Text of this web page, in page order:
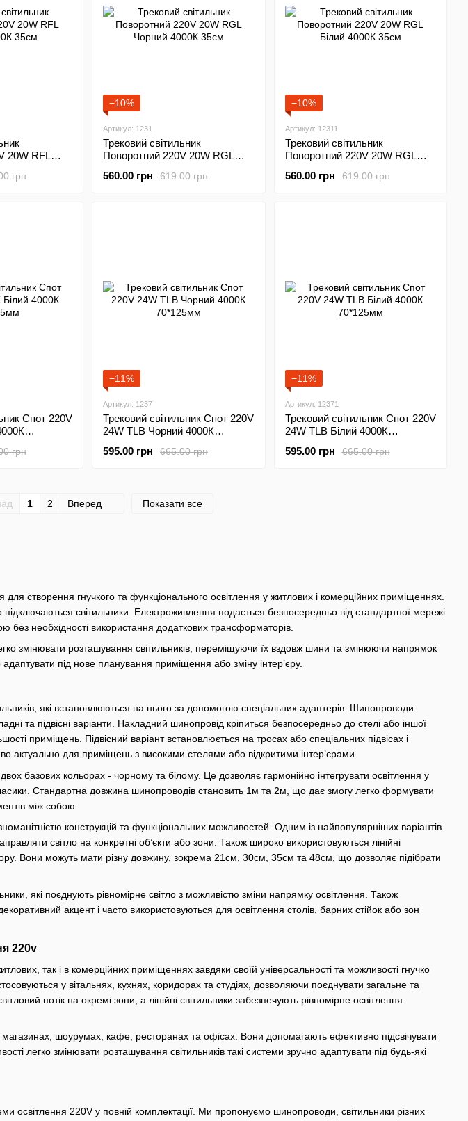
для створення гнучкого та функціонального освітлення у житлових і комерційних приміщеннях.
світильники. Електроживлення подається безпосередньо від стандартної мережі
необхідності використання додаткових трансформаторів.
змінювати розташування світильників, переміщуючи їх вздовж шини та змінюючи напрямок
під нове планування приміщення або зміну інтер’єру.
які встановлюються на нього за допомогою спеціальних адаптерів. Шинопроводи
та підвісні варіанти. Накладний шинопровід кріпиться безпосередньо до стелі або іншої
приміщень. Підвісний варіант встановлюється на тросах або спеціальних підвісах і
актуально для приміщень з високими стелями або відкритими інтер’єрами.
базових кольорах - чорному та білому. Це дозволяє гармонійно інтегрувати освітлення у
класики. Стандартна довжина шинопроводів становить 1м та 2м, що дає змогу легко формувати
між собою.
конструкцій та функціональних можливостей. Одним із найпопулярніших варіантів
світло на конкретні об’єкти або зони. Також широко використовуються лінійні
Вони можуть мати різну довжину, зокрема 21см, 30см, 35см та 48см, що дозволяє підібрати
які поєднують рівномірне світло з можливістю зміни напрямку освітлення. Також
акцент і часто використовуються для освітлення столів, барних стійок або зон
220v
так і в комерційних приміщеннях завдяки своїй універсальності та можливості гнучко
у вітальнях, кухнях, коридорах та студіях, дозволяючи поєднувати загальне та
потік на окремі зони, а лінійні світильники забезпечують рівномірне освітлення
шоурумах, кафе, ресторанах та офісах. Вони допомагають ефективно підсвічувати
легко змінювати розташування світильників такі системи зручно адаптувати під будь-які
освітлення 220V у повній комплектації. Ми пропонуємо шинопроводи, світильники різних
20W RFL
грн
−10%
Артикул: 1231
Трековий світильник
Поворотний 220V 20W RGL
619.00 грн
560.00 грн
−10%
Артикул: 12311
Трековий світильник
Поворотний 220V 20W RGL
619.00 грн
560.00 грн
Спот 220V
грн
−11%
Артикул: 1237
Трековий світильник Спот 220V
24W TLB Чорний 4000К
665.00 грн
595.00 грн
−11%
Артикул: 12371
Трековий світильник Спот 220V
24W TLB Білий 4000К
665.00 грн
595.00 грн
1 2 Вперед Показати все